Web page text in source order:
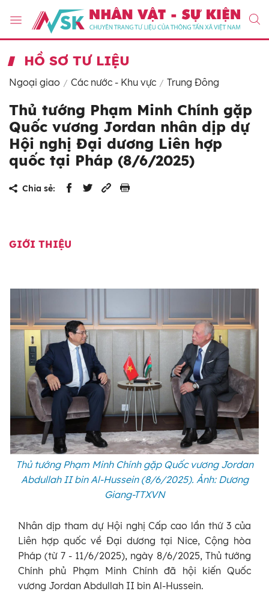
HỒ SƠ TƯ LIỆU
Ngoại giao Các nước - Khu vực Trung Đông
Thủ tướng Phạm Minh Chính gặp
Quốc vương Jordan nhân dịp dự
Hội nghị Đại dương Liên hợp
quốc tại Pháp (8/6/2025)
Chia sẻ:
GIỚI THIỆU
Thủ tướng Phạm Minh Chính gặp Quốc vương Jordan
Abdullah II bin Al-Hussein (8/6/2025). Ảnh: Dương
Giang-TTXVN
Nhân dịp tham dự Hội nghị Cấp cao lần thứ 3 của
Liên hợp quốc về Đại dương tại Nice, Cộng hòa
Pháp (từ 7 - 11/6/2025), ngày 8/6/2025, Thủ tướng
Chính phủ Phạm Minh Chính đã hội kiến Quốc
vương Jordan Abdullah II bin Al-Hussein.